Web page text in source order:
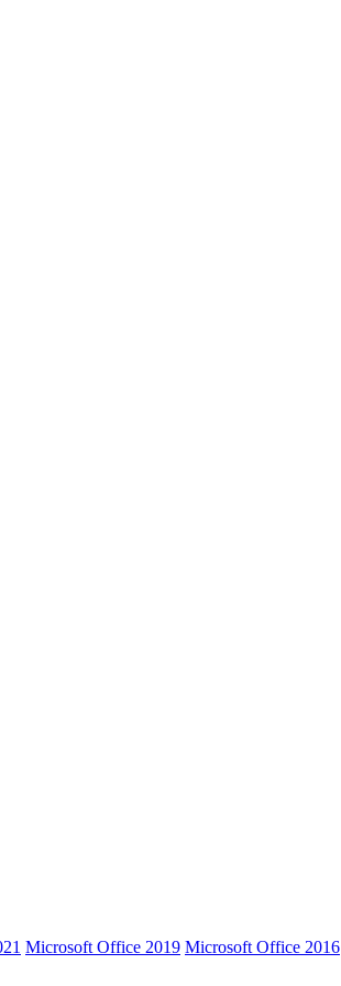
Microsoft Office 2019 Microsoft Office 2016